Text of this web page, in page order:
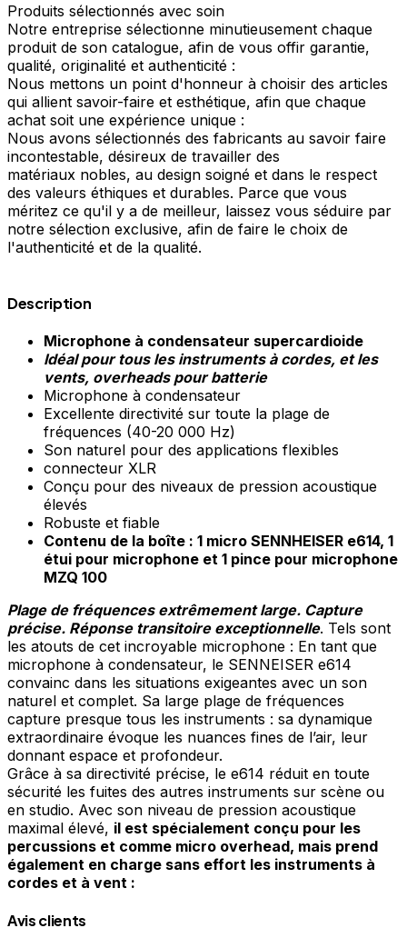
Produits sélectionnés avec soin
Notre entreprise sélectionne minutieusement chaque
produit de son catalogue, afin de vous offir garantie,
qualité, originalité et authenticité :
Nous mettons un point d'honneur à choisir des articles
qui allient savoir-faire et esthétique, afin que chaque
achat soit une expérience unique :
Nous avons sélectionnés des fabricants au savoir faire
incontestable, désireux de travailler des
matériaux nobles, au design soigné et dans le respect
des valeurs éthiques et durables. Parce que vous
méritez ce qu'il y a de meilleur, laissez vous séduire par
notre sélection exclusive, afin de faire le choix de
l'authenticité et de la qualité.
Description
Microphone à condensateur supercardioide
Idéal pour tous les instruments à cordes, et les
vents, overheads pour batterie
Microphone à condensateur
Excellente directivité sur toute la plage de
fréquences (40-20 000 Hz)
Son naturel pour des applications flexibles
connecteur XLR
Conçu pour des niveaux de pression acoustique
élevés
Robuste et fiable
Contenu de la boîte : 1 micro SENNHEISER e614, 1
étui pour microphone et 1 pince pour microphone
MZQ 100
Plage de fréquences extrêmement large. Capture
précise. Réponse transitoire exceptionnelle. Tels sont
les atouts de cet incroyable microphone : En tant que
microphone à condensateur, le SENNEISER e614
convainc dans les situations exigeantes avec un son
naturel et complet. Sa large plage de fréquences
capture presque tous les instruments : sa dynamique
extraordinaire évoque les nuances fines de l’air, leur
donnant espace et profondeur.
Grâce à sa directivité précise, le e614 réduit en toute
sécurité les fuites des autres instruments sur scène ou
en studio. Avec son niveau de pression acoustique
maximal élevé, il est spécialement conçu pour les
percussions et comme micro overhead, mais prend
également en charge sans effort les instruments à
cordes et à vent :
Avis clients